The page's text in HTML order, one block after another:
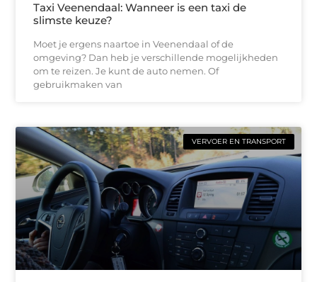
Taxi Veenendaal: Wanneer is een taxi de
slimste keuze?
Moet je ergens naartoe in Veenendaal of de
omgeving? Dan heb je verschillende mogelijkheden
om te reizen. Je kunt de auto nemen. Of
gebruikmaken van
VERVOER EN TRANSPORT